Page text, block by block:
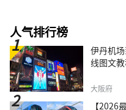
人气排行榜
伊丹机
线图文
大阪府
【2026